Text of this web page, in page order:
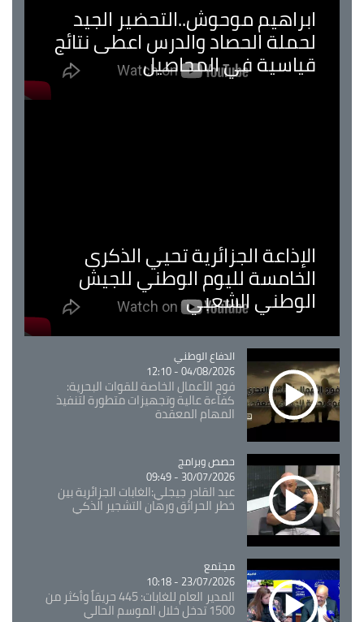
ابراهيم موحوش..التحضير الجيد
لحملة الحصاد والدرس اعطى نتائج
قياسية في المحاصيل
الإذاعة الجزائرية تحيي الذكرى
الخامسة لليوم الوطني للجيش
الوطني الشعبي
Catégorie
الدفاع الوطني
04/08/2026 - 12:10
فوج الأعمال الخاصة للقوات البحرية:
كفاءة عالية وتجهيزات متطورة لتنفيذ
المهام المعقدة
Catégorie
حصص وبرامج
30/07/2026 - 09:49
عبد القادر جيجلي:الغابات الجزائرية بين
خطر الحرائق ورهان التشجير الذكي
Catégorie
مجتمع
23/07/2026 - 10:18
المدير العام للغابات: 445 حريقاً وأكثر من
1500 تدخل خلال الموسم الحالي